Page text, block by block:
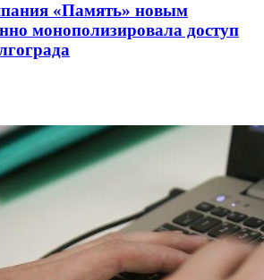
«Память» новым
монополизировала доступ